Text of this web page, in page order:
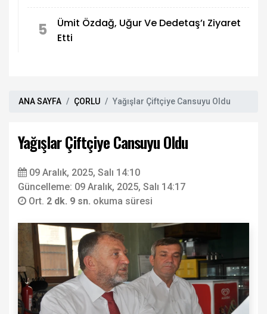
5
Ümit Özdağ, Uğur Ve Dedetaş’ı Ziyaret
Etti
ANA SAYFA ÇORLU Yağışlar Çiftçiye Cansuyu Oldu
Yağışlar Çiftçiye Cansuyu Oldu
09 Aralık, 2025, Salı 14:10
Güncelleme: 09 Aralık, 2025, Salı 14:17
Ort. 2 dk. 9 sn. okuma süresi